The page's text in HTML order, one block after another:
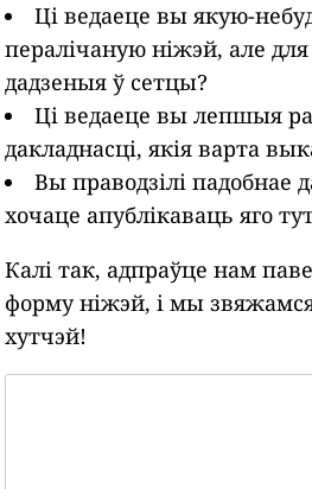
Ці ведаеце вы якую-
пералічаную ніжэй, але
дадзеныя ў сетцы?
Ці ведаеце вы лепшыя
дакладнасці, якія варта
Вы праводзілі падобнае
хочаце апублікаваць яго
Калі так, адпраўце нам
форму ніжэй, і мы
хутчэй!